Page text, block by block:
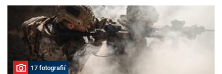
17 fotografií